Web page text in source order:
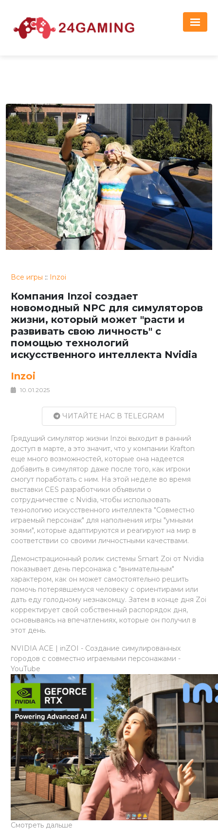
Все игры :: Inzoi
Компания Inzoi создает
новомодный NPC для симуляторов
жизни, который может "расти и
развивать свою личность" с
помощью технологий
искусственного интеллекта Nvidia
Inzoi
10.01.2025
ЧИТАЙТЕ НАС В TELEGRAM
Грядущий симулятор жизни Inzoi выходит в ранний
доступ в марте, а это значит, что у компании Krafton
еще много возможностей, которые она надеется
добавить в симулятор даже после того, как игроки
смогут поработать с ним. На этой неделе во время
выставки CES разработчики объявили о
сотрудничестве с Nvidia, чтобы использовать
технологию искусственного интеллекта "Совместно
играемый персонаж" для наполнения игры "умными
зоями", которые адаптируются и реагируют на мир в
соответствии со своими личностными качествами.
Демонстрационный ролик системы Smart Zoi от Nvidia
показывает день персонажа с "внимательным"
характером, как он может самостоятельно решить
помочь потерявшемуся человеку с ориентирами или
дать еду голодному незнакомцу. Затем в конце дня Zoi
корректирует свой собственный распорядок дня,
основываясь на впечатлениях, которые он получил в
этот день.
NVIDIA ACE | inZOI - Создание симулированных
городов с совместно играемыми персонажами -
YouTube
Смотреть дальше